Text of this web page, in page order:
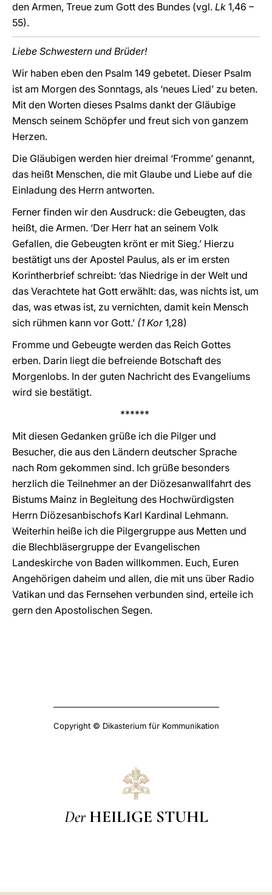
den Armen, Treue zum Gott des Bundes (vgl. Lk 1,46 –
55).
Liebe Schwestern und Brüder!
Wir haben eben den Psalm 149 gebetet. Dieser Psalm
ist am Morgen des Sonntags, als ‘neues Lied’ zu beten.
Mit den Worten dieses Psalms dankt der Gläubige
Mensch seinem Schöpfer und freut sich von ganzem
Herzen.
Die Gläubigen werden hier dreimal ‘Fromme’ genannt,
das heißt Menschen, die mit Glaube und Liebe auf die
Einladung des Herrn antworten.
Ferner finden wir den Ausdruck: die Gebeugten, das
heißt, die Armen. ‘Der Herr hat an seinem Volk
Gefallen, die Gebeugten krönt er mit Sieg.’ Hierzu
bestätigt uns der Apostel Paulus, als er im ersten
Korintherbrief schreibt: ‘das Niedrige in der Welt und
das Verachtete hat Gott erwählt: das, was nichts ist, um
das, was etwas ist, zu vernichten, damit kein Mensch
sich rühmen kann vor Gott.’ (1 Kor1,28)
Fromme und Gebeugte werden das Reich Gottes
erben. Darin liegt die befreiende Botschaft des
Morgenlobs. In der guten Nachricht des Evangeliums
wird sie bestätigt.
******
Mit diesen Gedanken grüße ich die Pilger und
Besucher, die aus den Ländern deutscher Sprache
nach Rom gekommen sind. Ich grüße besonders
herzlich die Teilnehmer an der Diözesanwallfahrt des
Bistums Mainz in Begleitung des Hochwürdigsten
Herrn Diözesanbischofs Karl Kardinal Lehmann.
Weiterhin heiße ich die Pilgergruppe aus Metten und
die Blechbläsergruppe der Evangelischen
Landeskirche von Baden willkommen. Euch, Euren
Angehörigen daheim und allen, die mit uns über Radio
Vatikan und das Fernsehen verbunden sind, erteile ich
gern den Apostolischen Segen.
Copyright © Dikasterium für Kommunikation
Der HEILIGE STUHL